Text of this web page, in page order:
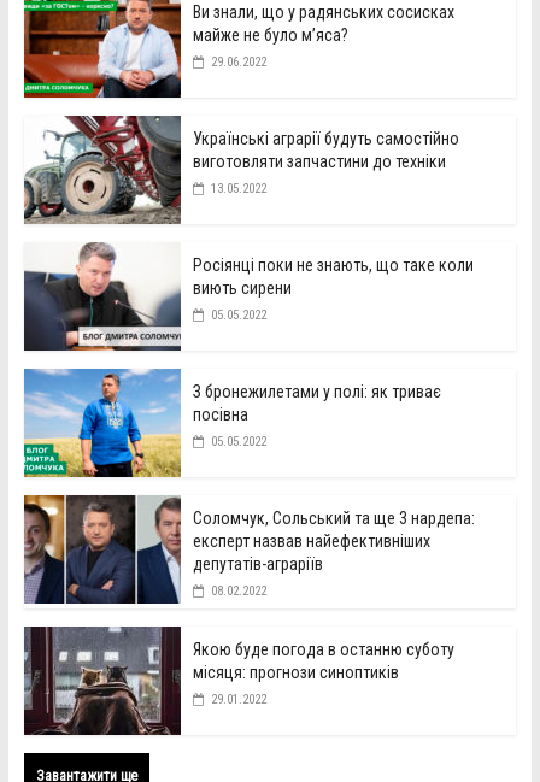
Ви знали, що у радянських сосисках
майже не було м’яса?
29.06.2022
Українські аграрії будуть самостійно
виготовляти запчастини до техніки
13.05.2022
Росіянці поки не знають, що таке коли
виють сирени
05.05.2022
З бронежилетами у полі: як триває
посівна
05.05.2022
Соломчук, Сольський та ще 3 нардепа:
експерт назвав найефективніших
депутатів-аграріїв
08.02.2022
Якою буде погода в останню суботу
місяця: прогнози синоптиків
29.01.2022
Завантажити ще